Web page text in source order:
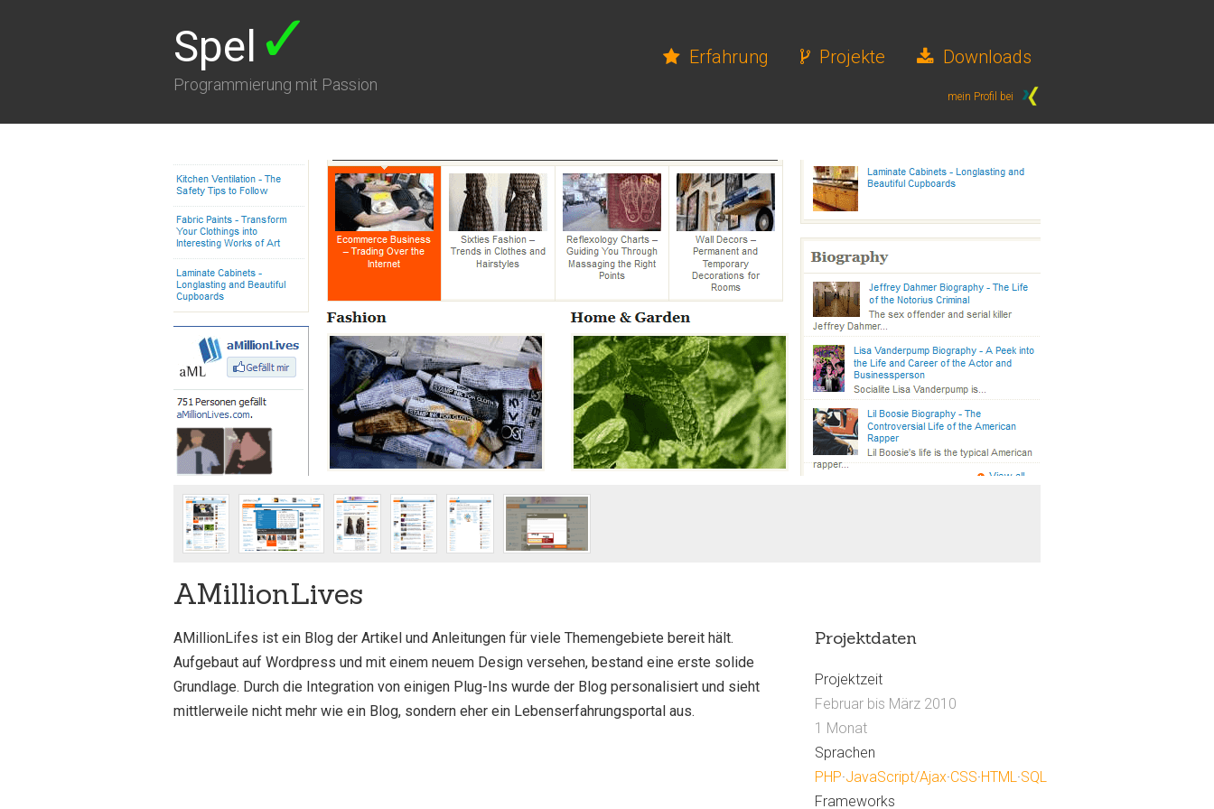
Downloads
Projekte
Erfahrung
Spel ✓
Programmierung mit Passion
mein Profil bei
AMillionLives
Projektdaten
Projektzeit
Februar bis März 2010
1 Monat
Sprachen
PHP·JavaScript/Ajax·CSS·HTML ·SQL
Frameworks
AMillionLifes ist ein Blog der Artikel und Anleitungen für viele Themengebiete bereit hält.
Aufgebaut auf Wordpress und mit einem neuem Design versehen, bestand eine erste solide
Grundlage. Durch die Integration von einigen Plug-Ins wurde der Blog personalisiert und sieht
mittlerweile nicht mehr wie ein Blog, sondern eher ein Lebenserfahrungsportal aus.